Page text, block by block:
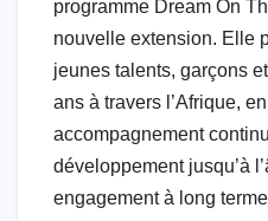
programme Dream On
nouvelle extension. Elle
jeunes talents, garçons
ans à travers l’Afrique,
accompagnement
développement jusqu’à
engagement à long